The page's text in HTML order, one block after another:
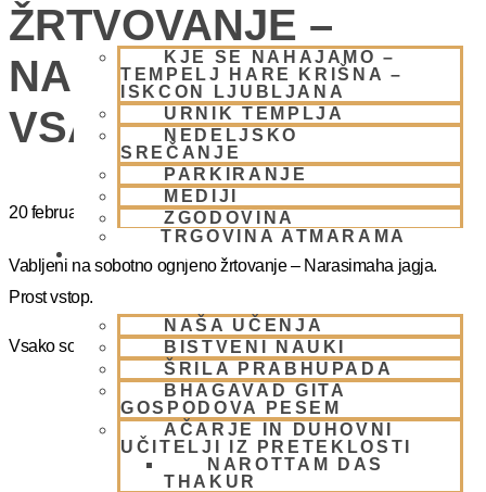
KJE SE NAHAJAMO –
TEMPELJ HARE KRIŠNA –
ISKCON LJUBLJANA
URNIK TEMPLJA
NEDELJSKO
SREČANJE
PARKIRANJE
MEDIJI
ZGODOVINA
TRGOVINA ATMARAMA
NAŠA UČENJA
BISTVENI NAUKI
ŠRILA PRABHUPADA
BHAGAVAD GITA
GOSPODOVA PESEM
AČARJE IN DUHOVNI
UČITELJI IZ PRETEKLOSTI
NAROTTAM DAS
THAKUR
ŽRTVOVANJE –
NARASIMHA JAGJA –
VSAKO SOBOTO
20 februarja @ 16:00 -17:00
Vabljeni na sobotno ognjeno žrtovanje – Narasimaha jagja.
Prost vstop.
Vsako soboto ob 16.00 do 17:00